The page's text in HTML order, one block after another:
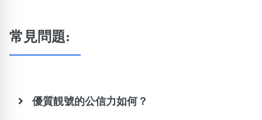
常見問題:
優質靚號的公信力如何？